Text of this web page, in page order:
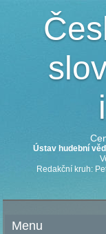
Ústav hudební
Redakční kruh:
Menu